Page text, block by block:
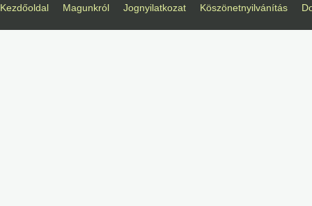
Kezdőoldal Magunkról Jognyilatkozat Köszönetnyilvánítás